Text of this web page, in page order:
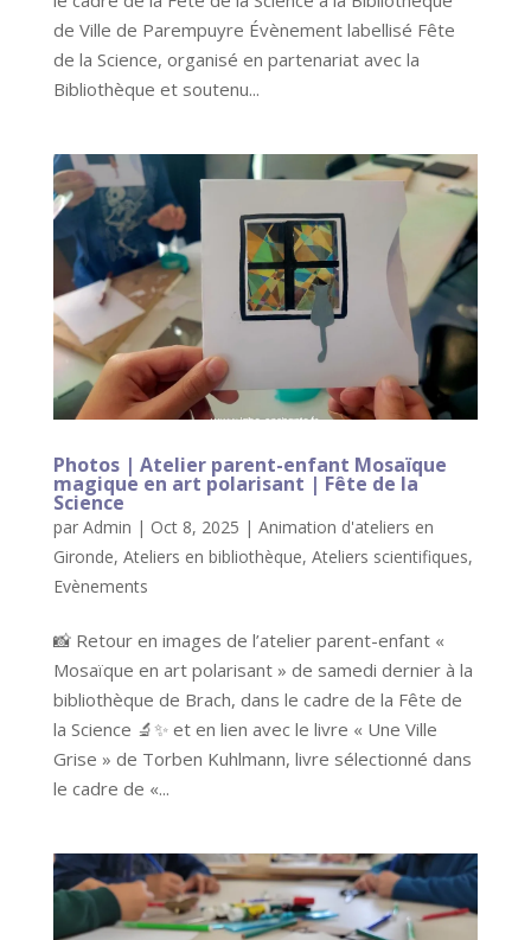
de Ville de Parempuyre Évènement labellisé Fête
de la Science, organisé en partenariat avec la
Bibliothèque et soutenu...
Photos | Atelier parent-enfant Mosaïque
magique en art polarisant | Fête de la
Science
par Admin | Oct 8, 2025 | Animation d'ateliers en
Gironde, Ateliers en bibliothèque, Ateliers scientifiques,
Evènements
📸 Retour en images de l’atelier parent-enfant «
Mosaïque en art polarisant » de samedi dernier à la
bibliothèque de Brach, dans le cadre de la Fête de
la Science 🔬✨ et en lien avec le livre « Une Ville
Grise » de Torben Kuhlmann, livre sélectionné dans
le cadre de «...